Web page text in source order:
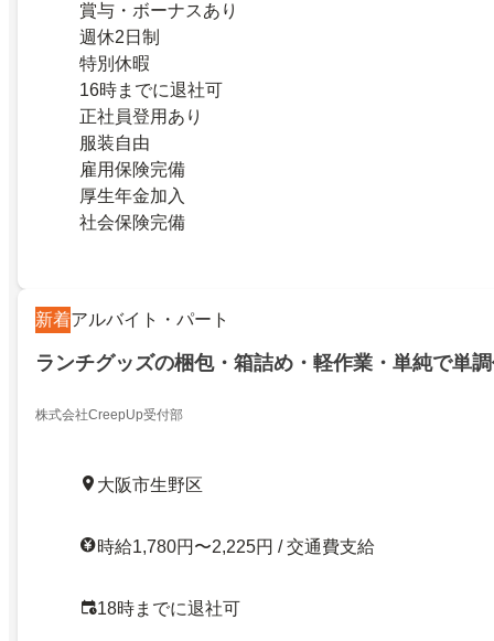
賞与・ボーナスあり
週休2日制
特別休暇
16時までに退社可
正社員登用あり
服装自由
雇用保険完備
厚生年金加入
社会保険完備
新着アルバイト・パート
ランチグッズの梱包・箱詰め・軽作業・単純で単
株式会社CreepUp受付部
大阪市生野区
時給1,780円〜2,225円 / 交通費支給
18時までに退社可